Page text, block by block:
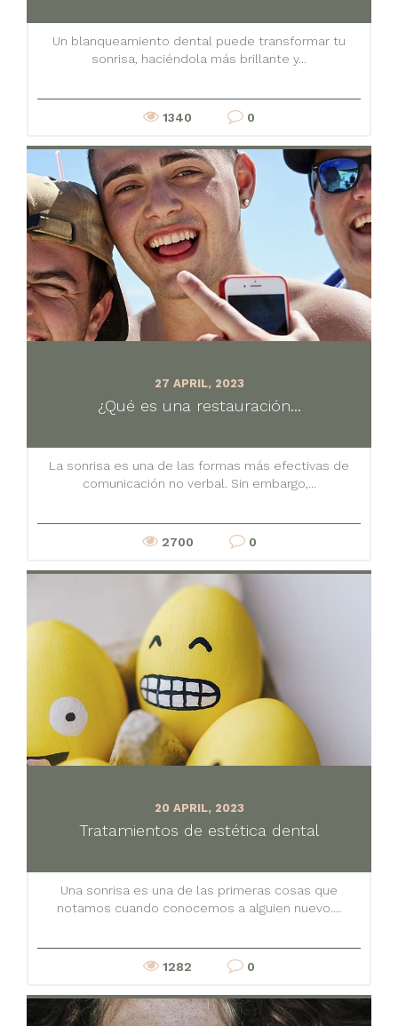
Un blanqueamiento dental puede transformar tu
sonrisa, haciéndola más brillante y...
1340 0
27 APRIL, 2023
¿Qué es una restauración...
La sonrisa es una de las formas más efectivas de
comunicación no verbal. Sin embargo,...
2700 0
20 APRIL, 2023
Tratamientos de estética dental
Una sonrisa es una de las primeras cosas que
notamos cuando conocemos a alguien nuevo....
1282 0